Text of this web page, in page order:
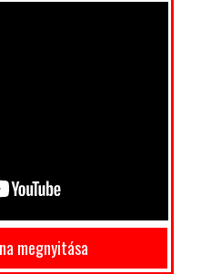
megnyitása